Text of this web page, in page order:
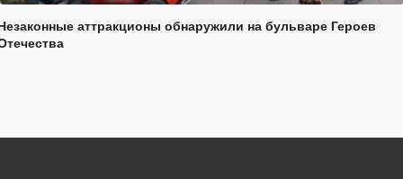
аттракционы обнаружили на бульваре Героев